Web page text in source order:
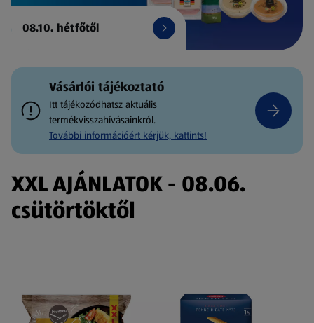
08.10. hétfőtől
Vásárlói tájékoztató
Itt tájékozódhatsz aktuális
termékvisszahívásainkról.
További információért kérjük, kattints!
XXL AJÁNLATOK - 08.06.
csütörtöktől